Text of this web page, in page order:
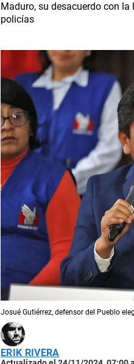
Maduro, su desacuerdo con la
policías
Josué Gutiérrez, defensor del Pueblo
ERIK RIVERA